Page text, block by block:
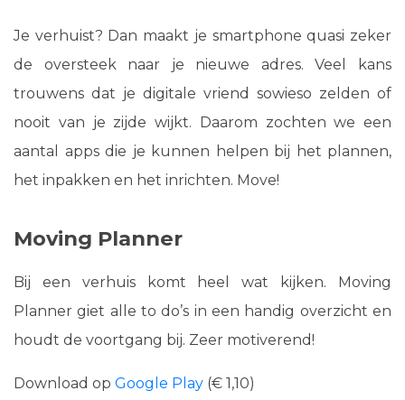
Je verhuist? Dan maakt je smartphone quasi zeker
de oversteek naar je nieuwe adres. Veel kans
trouwens dat je digitale vriend sowieso zelden of
nooit van je zijde wijkt. Daarom zochten we een
aantal apps die je kunnen helpen bij het plannen,
het inpakken en het inrichten. Move!
Moving Planner
Bij een verhuis komt heel wat kijken. Moving
Planner giet alle to do’s in een handig overzicht en
houdt de voortgang bij. Zeer motiverend!
Download op Google Play (€ 1,10)